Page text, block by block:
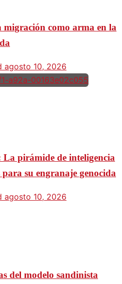
como arma en la
agosto 10, 2026
La pirámide de inteligencia
para su engranaje genocida
agosto 10, 2026
del modelo sandinista